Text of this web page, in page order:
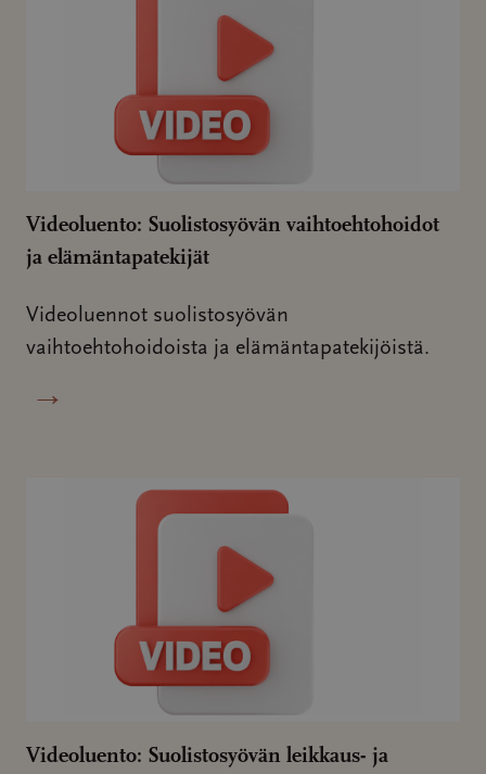
Videoluento: Suolistosyövän vaihtoehtohoidot
ja elämäntapatekijät
Videoluennot suolistosyövän
vaihtoehtohoidoista ja elämäntapatekijöistä.
→
Videoluento: Suolistosyövän leikkaus- ja